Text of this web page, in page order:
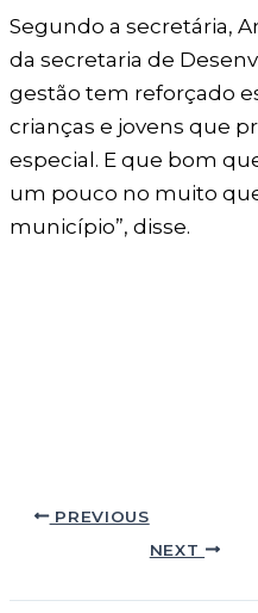
Segundo a secretária,
da secretaria de
gestão tem reforçado
crianças e jovens que
especial. E que bom
um pouco no muito
município”, disse.
PREVIOUS
NEXT